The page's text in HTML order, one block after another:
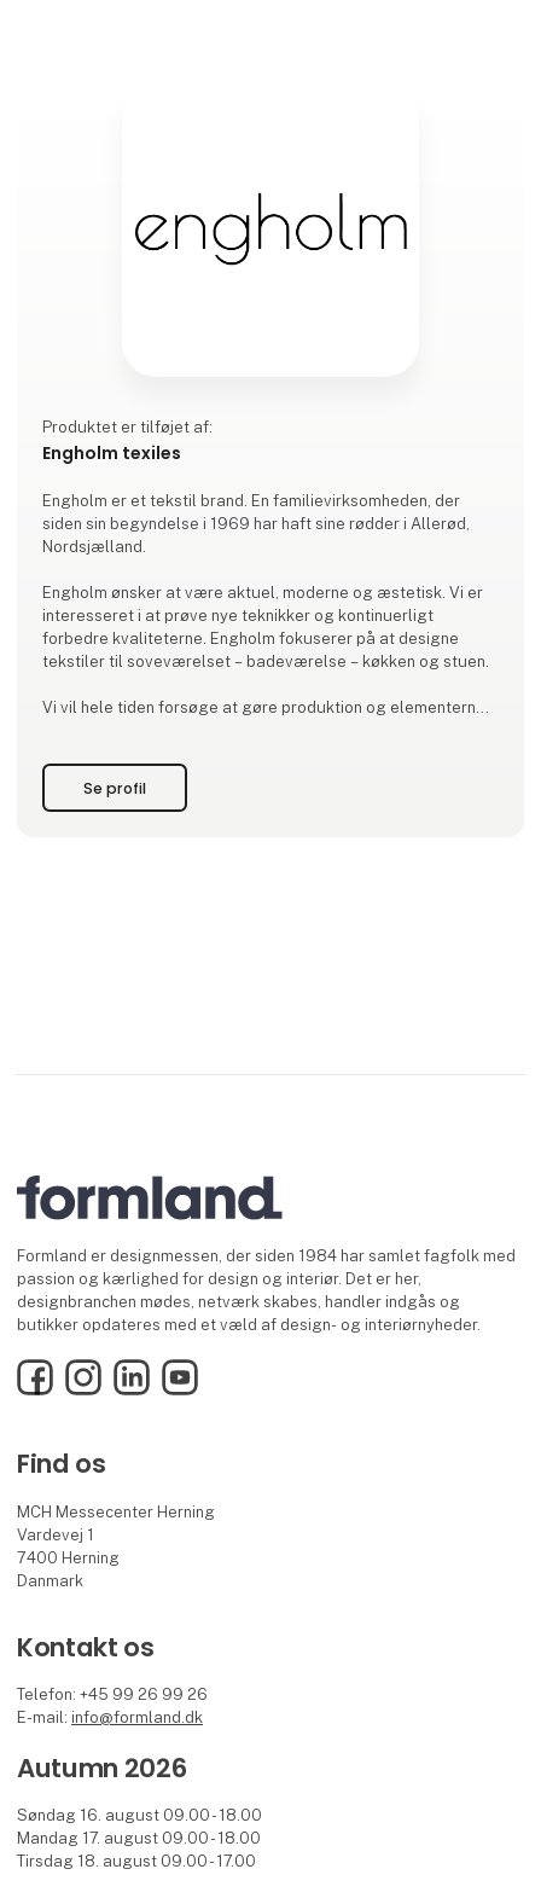
Produktet er tilføjet af:
Engholm texiles
Engholm er et tekstil brand. En familievirksomheden, der
siden sin begyndelse i 1969 har haft sine rødder i Allerød,
Nordsjælland.
Engholm ønsker at være aktuel, moderne og æstetisk. Vi er
interesseret i at prøve nye teknikker og kontinuerligt
forbedre kvaliteterne. Engholm fokuserer på at designe
tekstiler til soveværelset – badeværelse – køkken og stuen.
Vi vil hele tiden forsøge at gøre produktion og elementerne i
Se profil
Formland er designmessen, der siden 1984 har samlet fagfolk med
passion og kærlighed for design og interiør. Det er her,
designbranchen mødes, netværk skabes, handler indgås og
butikker opdateres med et væld af design- og interiørnyheder.
FacebookInstagramLinkedInYouTube
Find os
MCH Messecenter Herning
Vardevej 1
7400 Herning
Danmark
Kontakt os
Telefon: +45 99 26 99 26
E-mail: info@formland.dk
Autumn 2026
Søndag 16. august 09.00 - 18.00
Mandag 17. august 09.00 - 18.00
Tirsdag 18. august 09.00 - 17.00